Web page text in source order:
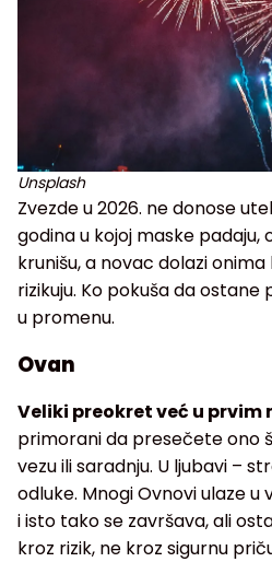
Unsplash
Zvezde u 2026. ne donose
godina u kojoj maske padaju,
krunišu, a novac dolazi
rizikuju. Ko pokuša da
u promenu.
Ovan
Veliki preokret već u prvim
primorani da presečete ono
vezu ili saradnju. U ljubavi –
odluke. Mnogi Ovnovi ulaze
i isto tako se završava, ali
kroz rizik, ne kroz sigurnu